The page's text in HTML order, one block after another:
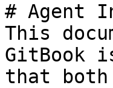
# Agent
This
GitBook
that both